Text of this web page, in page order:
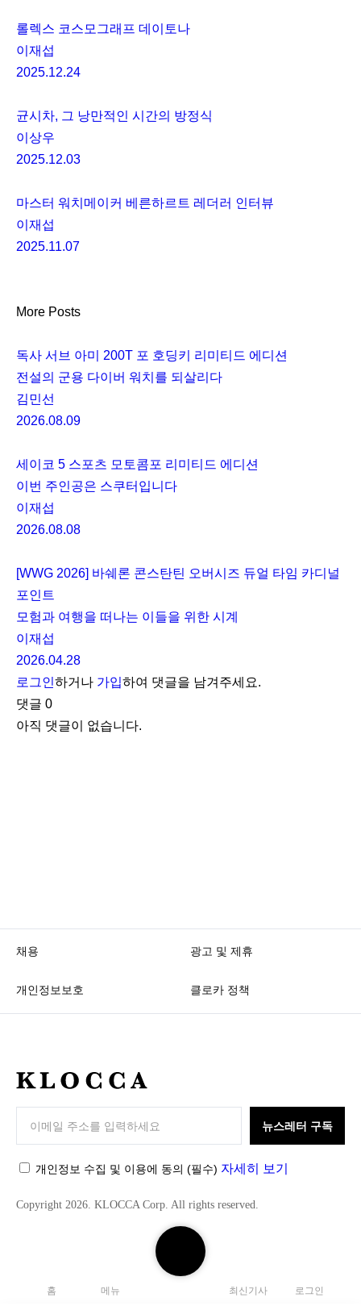
검
색
홈 메뉴 최신기사 로그인
롤렉스 코스모그래프 데이토나
이재섭
2025.12.24
균시차, 그 낭만적인 시간의 방정식
이상우
2025.12.03
마스터 워치메이커 베른하르트 레더러 인터뷰
이재섭
2025.11.07
More Posts
독사 서브 아미 200T 포 호딩키 리미티드 에디션
전설의 군용 다이버 워치를 되살리다
김민선
2026.08.09
세이코 5 스포츠 모토콤포 리미티드 에디션
이번 주인공은 스쿠터입니다
이재섭
2026.08.08
[WWG 2026] 바쉐론 콘스탄틴 오버시즈 듀얼 타임 카디널
포인트
모험과 여행을 떠나는 이들을 위한 시계
이재섭
2026.04.28
로그인하거나 가입하여 댓글을 남겨주세요.
댓글 0
아직 댓글이 없습니다.
채용 광고 및 제휴
개인정보보호 클로카 정책
K
C
C
뉴스레터 구독
개인정보 수집 및 이용에 동의 (필수) 자세히 보기
Copyright 2026. KLOCCA Corp. All rights reserved.